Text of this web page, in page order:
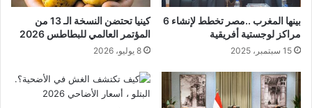
بينها المغرب ..مصر تخطط لإنشاء 6
مراكز لوجستية أفريقية
15 سبتمبر، 2025
كينيا تحتضن النسخة الـ 13 من
المؤتمر العالمي للبطاطس 2026
8 يوليو، 2026